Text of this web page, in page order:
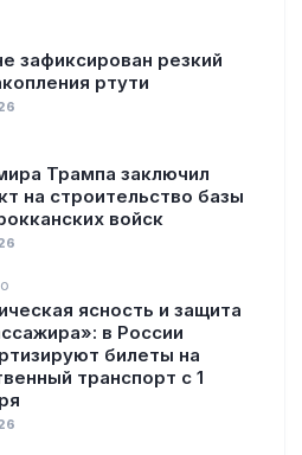
зафиксирован резкий
ртути
Трампа заключил
на строительство базы
войск
ясность и защита
в России
билеты на
транспорт с 1